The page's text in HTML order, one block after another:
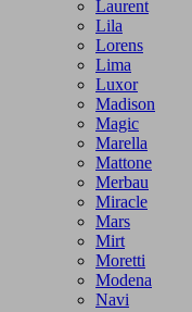
Laurent
Lila
Lorens
Lima
Luxor
Madison
Magic
Marella
Mattone
Merbau
Miracle
Mars
Mirt
Moretti
Modena
Navi